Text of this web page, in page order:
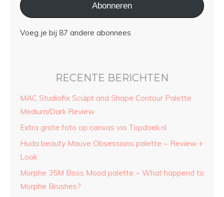
Abonneren
Voeg je bij 87 andere abonnees
RECENTE BERICHTEN
MAC Studiofix Sculpt and Shape Contour Palette
Medium/Dark Review
Extra grote foto op canvas via Topdoek.nl
Huda beauty Mauve Obsessions palette ~ Review +
Look
Morphe 35M Boss Mood palette ~ What happend to
Morphe Brushes?